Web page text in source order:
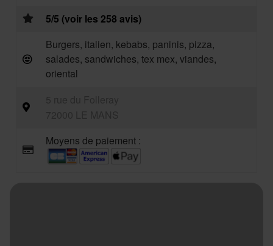
5/5 (voir les 258 avis)
Burgers, italien, kebabs, paninis, pizza,
salades, sandwiches, tex mex, viandes,
oriental
Moyens de paiement :